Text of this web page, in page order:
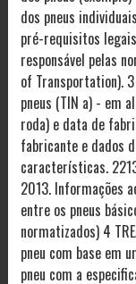
dos pneus
pré-requisitos
responsável pelas
of Transportation).
pneus (TIN a) - em
roda) e data de
fabricante e dados
características.
2013. Informações
entre os pneus
normatizados) 4
pneu com base em
pneu com a